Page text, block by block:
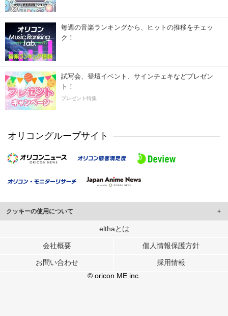
毎週の音楽ランキングから、ヒットの推移をチェッ
ク！
試写会、登壇イベント、サインチェキなどプレゼン
ト！
プレゼント特集
オリコングループサイト
クッキーの使用について
このサイトでは Cookie を使用して、ユーザーに合わせたコンテンツや広告の
行っています。
メディアや広告配信、データ解析の各パートナーに提供しています。
各パートナーは、この情報とユーザーが各パートナーに提供した他の情報や、
ユーザーが各パートナーのサービスを使用したときに収集した他の情報を組み
elthaとは
会社概要 個人情報保護方針
お問い合わせ
採用情報
© oricon ME inc.